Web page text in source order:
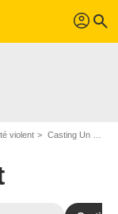
profil search
violent Casting Un été violent